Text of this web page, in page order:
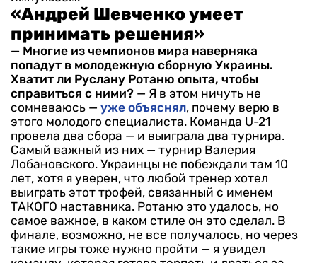
«Андрей Шевченко умеет
принимать решения»
— Многие из чемпионов мира наверняка
попадут в молодежную сборную Украины.
Хватит ли Руслану Ротаню опыта, чтобы
справиться с ними? — Я в этом ничуть не
сомневаюсь — уже объяснял, почему верю в
этого молодого специалиста. Команда U-21
провела два сбора — и выиграла два турнира.
Самый важный из них — турнир Валерия
Лобановского. Украинцы не побеждали там 10
лет, хотя я уверен, что любой тренер хотел
выиграть этот трофей, связанный с именем
ТАКОГО наставника. Ротаню это удалось, но
самое важное, в каком стиле он это сделал. В
финале, возможно, не все получалось, но через
такие игры тоже нужно пройти — я увидел